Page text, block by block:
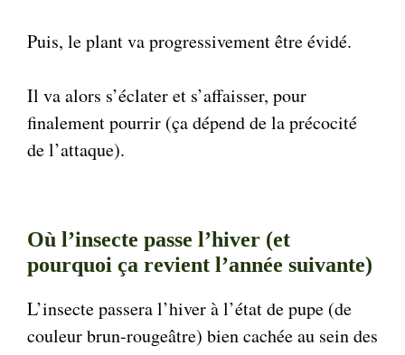
Puis, le plant va progressivement être évidé.
Il va alors s’éclater et s’affaisser, pour
finalement pourrir (ça dépend de la précocité
de l’attaque).
Où l’insecte passe l’hiver (et
pourquoi ça revient l’année suivante)
L’insecte passera l’hiver à l’état de pupe (de
couleur brun-rougeâtre) bien cachée au sein des